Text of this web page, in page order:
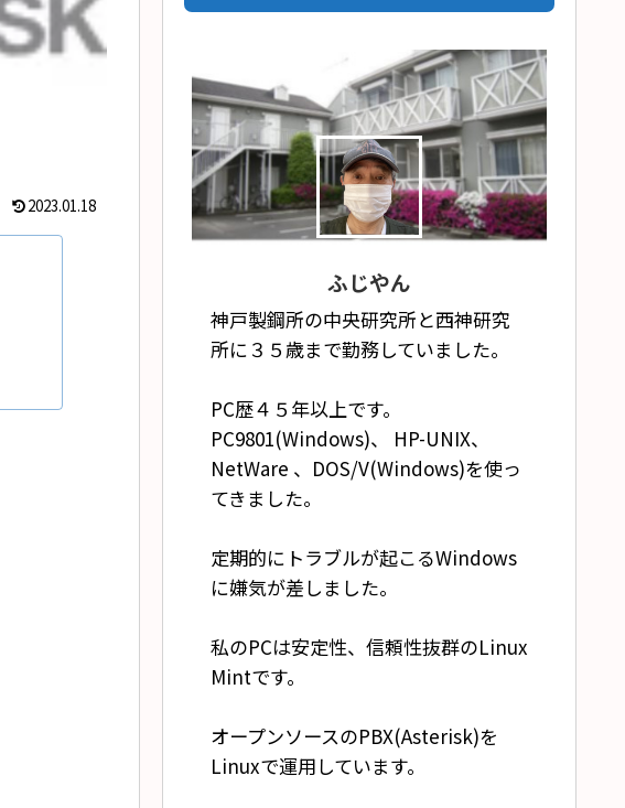
2023.01.18
ふじやん
神戸製鋼所の中央研究所と西神研究
所に３５歳まで勤務していました。
PC歴４５年以上です。
PC9801(Windows)、 HP-UNIX、
NetWare 、DOS/V(Windows)を使っ
てきました。
定期的にトラブルが起こるWindows
に嫌気が差しました。
私のPCは安定性、信頼性抜群のLinux
Mintです。
オープンソースのPBX(Asterisk)を
Linuxで運用しています。